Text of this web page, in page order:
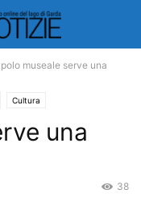
museale serve una
Cultura
una
38